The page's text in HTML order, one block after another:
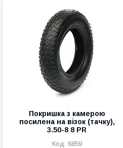
Покришка з камерою
посилена на візок (тачку),
3.50-8 8 PR
6859